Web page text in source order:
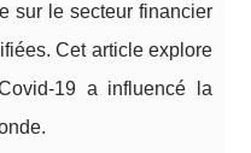
sur le secteur financier
Cet article explore
19 a influencé la